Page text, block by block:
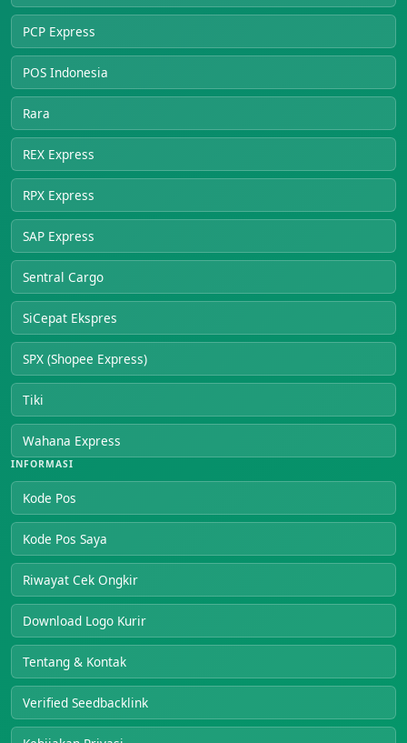
PCP Express
POS Indonesia
Rara
REX Express
RPX Express
SAP Express
Sentral Cargo
SiCepat Ekspres
SPX (Shopee Express)
Tiki
Wahana Express
INFORMASI
Kode Pos
Kode Pos Saya
Riwayat Cek Ongkir
Download Logo Kurir
Tentang & Kontak
Verified Seedbacklink